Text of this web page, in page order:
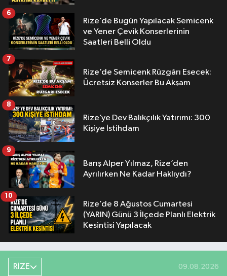
Rize’de Bugün Yapılacak Semicenk
ve Yener Çevik Konserlerinin
Saatleri Belli Oldu
6
Rize’de Semicenk Rüzgârı Esecek:
Ücretsiz Konserler Bu Akşam
7
Rize’ye Dev Balıkçılık Yatırımı: 300
Kişiye İstihdam
8
Barış Alper Yılmaz, Rize’den
Ayrılırken Ne Kadar Haklıydı?
9
Rize’de 8 Ağustos Cumartesi
(YARIN) Günü 3 İlçede Planlı Elektrik
Kesintisi Yapılacak
10
RİZE 09.08.2026